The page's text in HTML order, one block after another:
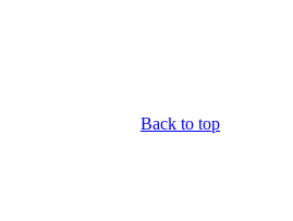
Back to top